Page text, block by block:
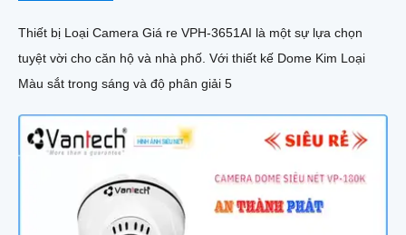
Thiết bị Loại Camera Giá re VPH-3651AI là một sự lựa chọn
tuyệt vời cho căn hộ và nhà phố. Với thiết kế Dome Kim Loại
Màu sắt trong sáng và độ phân giải 5